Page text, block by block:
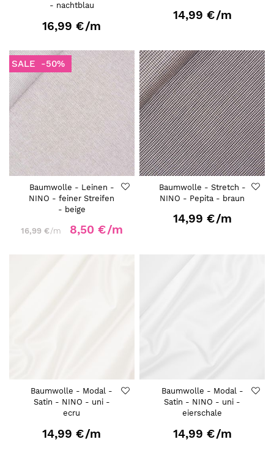
- nachtblau
16,99 €/m
14,99 €/m
SALE -50%
Baumwolle - Leinen -
NINO - feiner Streifen
- beige
16,99 €/m 8,50 €/m
Baumwolle - Stretch -
NINO - Pepita - braun
14,99 €/m
Baumwolle - Modal -
Satin - NINO - uni -
ecru
14,99 €/m
Baumwolle - Modal -
Satin - NINO - uni -
eierschale
14,99 €/m